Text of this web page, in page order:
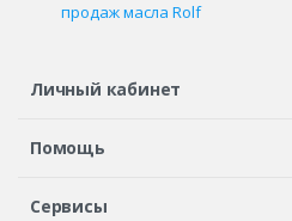
продаж масла Rolf
Личный кабинет
Регистрация или вход
Помощь
Шины в кредит
Сервисы